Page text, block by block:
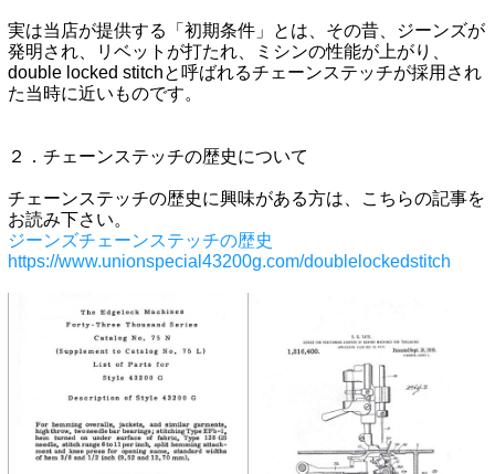
実は当店が提供する「初期条件」とは、その昔、ジーンズが
発明され、リベットが打たれ、ミシンの性能が上がり、
double locked stitchと呼ばれるチェーンステッチが採用され
た当時に近いものです。
２．チェーンステッチの歴史について
チェーンステッチの歴史に興味がある方は、こちらの記事を
お読み下さい。
ジーンズチェーンステッチの歴史
https://www.unionspecial43200g.com/doublelockedstitch